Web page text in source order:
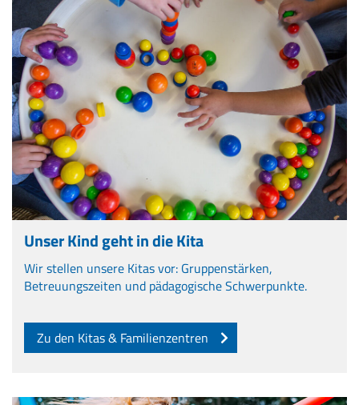
Unser Kind geht in die Kita
Wir stellen unsere Kitas vor: Gruppenstärken,
Betreuungszeiten und pädagogische Schwerpunkte.
Zu den Kitas & Familienzentren